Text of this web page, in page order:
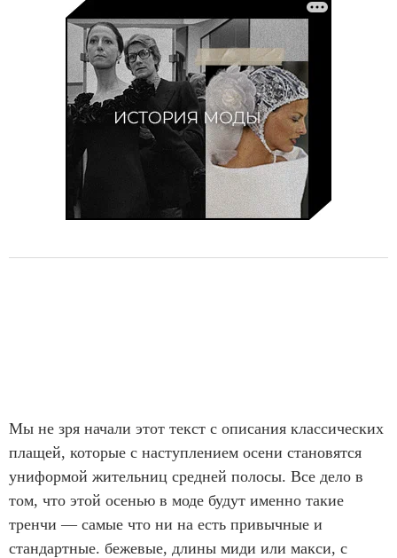
Мы не зря начали этот текст с описания классических
плащей, которые с наступлением осени становятся
униформой жительниц средней полосы. Все дело в
том, что этой осенью в моде будут именно такие
тренчи — самые что ни на есть привычные и
стандартные. бежевые, длины миди или макси, с